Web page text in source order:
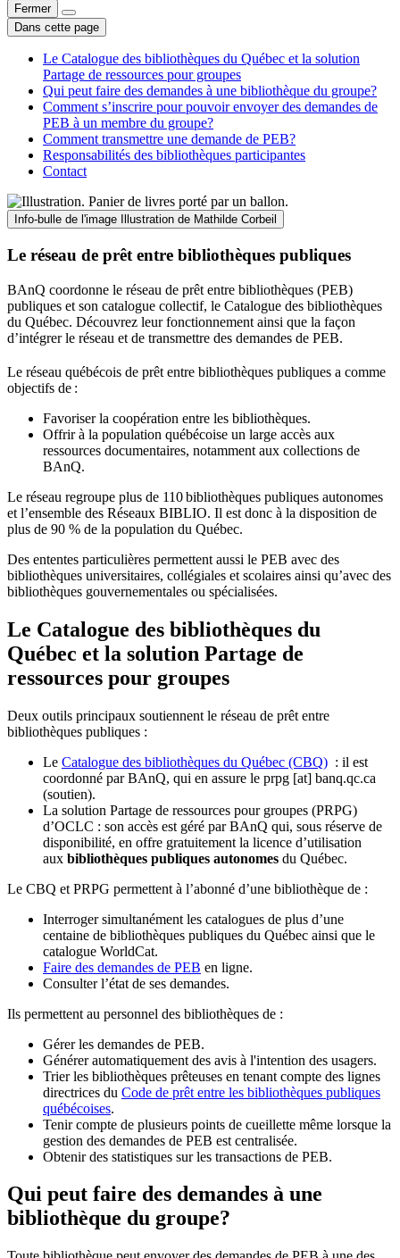
Fermer
Dans cette page
Le Catalogue des bibliothèques du Québec et la solution
Partage de ressources pour groupes
Qui peut faire des demandes à une bibliothèque du groupe?
Comment s’inscrire pour pouvoir envoyer des demandes de
PEB à un membre du groupe?
Comment transmettre une demande de PEB?
Responsabilités des bibliothèques participantes
Contact
Info-bulle de l'image Illustration de Mathilde Corbeil
Le réseau de prêt entre bibliothèques publiques
BAnQ coordonne le réseau de prêt entre bibliothèques (PEB)
publiques et son catalogue collectif, le Catalogue des bibliothèques
du Québec. Découvrez leur fonctionnement ainsi que la façon
d’intégrer le réseau et de transmettre des demandes de PEB.
Le réseau québécois de prêt entre bibliothèques publiques a comme
objectifs de :
Favoriser la coopération entre les bibliothèques.
Offrir à la population québécoise un large accès aux
ressources documentaires, notamment aux collections de
BAnQ.
Le réseau regroupe plus de 110bibliothèques publiques autonomes
et l’ensemble des Réseaux BIBLIO. Il est donc à la disposition de
plus de 90 % de la population du Québec.
Des ententes particulières permettent aussi le PEB avec des
bibliothèques universitaires, collégiales et scolaires ainsi qu’avec des
bibliothèques gouvernementales ou spécialisées.
Le Catalogue des bibliothèques du
Québec et la solution Partage de
ressources pour groupes
Deux outils principaux soutiennent le réseau de prêt entre
bibliothèques publiques :
Le Catalogue des bibliothèques du Québec (CBQ) : il est
coordonné par BAnQ, qui en assure le prpg [at] banq.qc.ca
(soutien).
La solution Partage de ressources pour groupes (PRPG)
d’OCLC : son accès est géré par BAnQ qui, sous réserve de
disponibilité, en offre gratuitement la licence d’utilisation
aux bibliothèques publiques autonomes du Québec.
Le CBQ et PRPG permettent à l’abonné d’une bibliothèque de :
Interroger simultanément les catalogues de plus d’une
centaine de bibliothèques publiques du Québec ainsi que le
catalogue WorldCat.
Faire des demandes de PEB en ligne.
Consulter l’état de ses demandes.
Ils permettent au personnel des bibliothèques de :
Gérer les demandes de PEB.
Générer automatiquement des avis à l'intention des usagers.
Trier les bibliothèques prêteuses en tenant compte des lignes
directrices du Code de prêt entre les bibliothèques publiques
québécoises.
Tenir compte de plusieurs points de cueillette même lorsque la
gestion des demandes de PEB est centralisée.
Obtenir des statistiques sur les transactions de PEB.
Qui peut faire des demandes à une
bibliothèque du groupe?